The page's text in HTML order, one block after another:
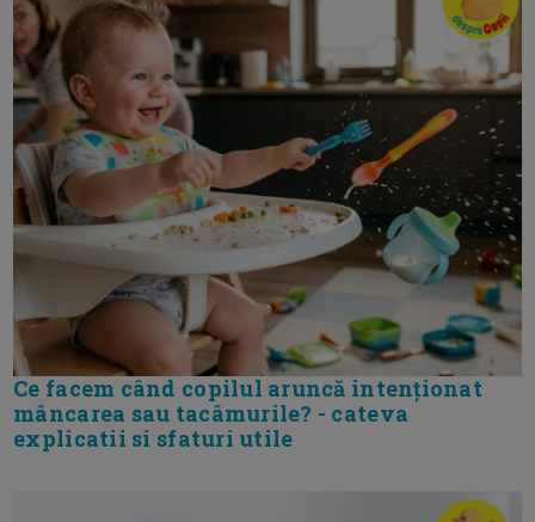
Ce facem când copilul aruncă intenționat
mâncarea sau tacâmurile? - cateva
explicatii si sfaturi utile